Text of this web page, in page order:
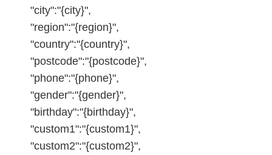
"city":"{city}",
"region":"{region}",
"country":"{country}",
"postcode":"{postcode}",
"phone":"{phone}",
"gender":"{gender}",
"birthday":"{birthday}",
"custom1":"{custom1}",
"custom2":"{custom2}",